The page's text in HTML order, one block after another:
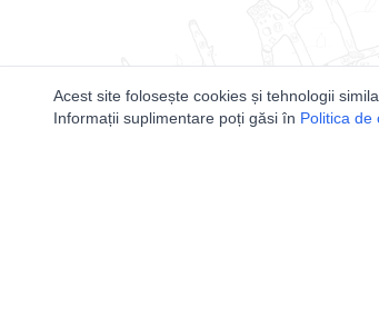
Acest site folosește cookies și tehnologii
Informații suplimentare poți găsi în Politica de